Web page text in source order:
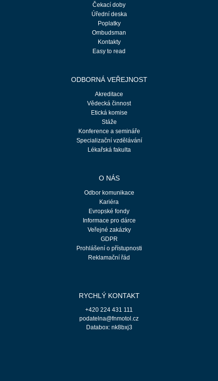
Čekací doby
Úřední deska
Poplatky
Ombudsman
Kontakty
Easy to read
ODBORNÁ VEŘEJNOST
Akreditace
Vědecká činnost
Etická komise
Stáže
Konference a semináře
Specializační vzdělávání
Lékařská fakulta
O NÁS
Odbor komunikace
Kariéra
Evropské fondy
Informace pro dárce
Veřejné zakázky
GDPR
Prohlášení o přístupnosti
Reklamační řád
RYCHLÝ KONTAKT
+420 224 431 111
podatelna@fnmotol.cz
Databox: nk8bxj3